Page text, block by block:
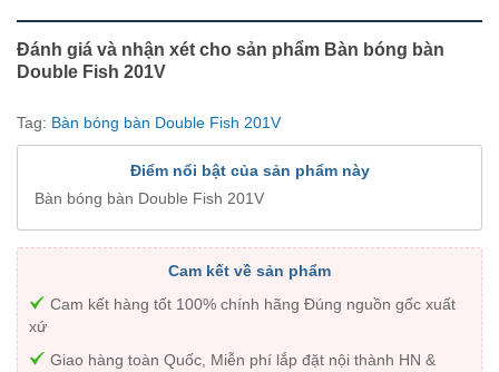
Đánh giá và nhận xét cho sản phẩm Bàn bóng bàn
Double Fish 201V
Tag: Bàn bóng bàn Double Fish 201V
Điểm nổi bật của sản phẩm này
Bàn bóng bàn Double Fish 201V
Cam kết về sản phẩm
Cam kết hàng tốt 100% chính hãng Đúng nguồn gốc xuất
xứ
Giao hàng toàn Quốc, Miễn phí lắp đặt nội thành HN &